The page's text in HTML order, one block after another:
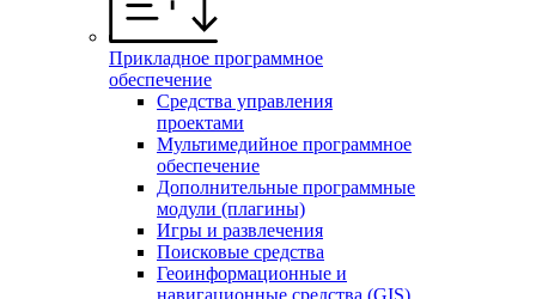
Прикладное программное
обеспечение
Средства управления
проектами
Мультимедийное программное
обеспечение
Дополнительные программные
модули (плагины)
Игры и развлечения
Поисковые средства
Геоинформационные и
навигационные средства (GIS)